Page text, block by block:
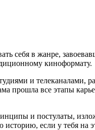
себя в жанре,
киноформату.
и телеканалами,
прошла все этапы
и постулаты,
если у тебя на